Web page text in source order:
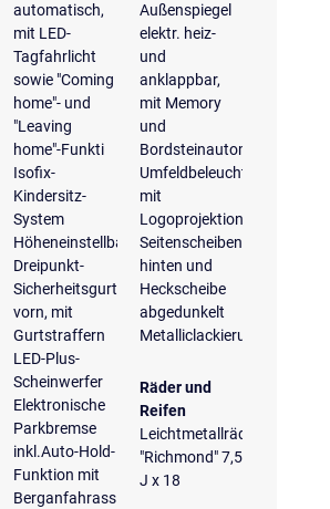
automatisch,
mit LED-
Tagfahrlicht
sowie "Coming
home"- und
"Leaving
home"-Funkti
Isofix-
Kindersitz-
System
Höheneinstellbare
Dreipunkt-
Sicherheitsgurte
vorn, mit
Gurtstraffern
LED-Plus-
Scheinwerfer
Elektronische
Parkbremse
inkl.Auto-Hold-
Funktion mit
Berganfahrassistent
Außenspiegel
elektr. heiz-
und
anklappbar,
mit Memory
und
Bordsteinautomatik
Umfeldbeleuchtung
mit
Logoprojektion
Seitenscheiben
hinten und
Heckscheibe
abgedunkelt
Metalliclackierung
Räder und
Reifen
Leichtmetallräder
"Richmond" 7,5
J x 18